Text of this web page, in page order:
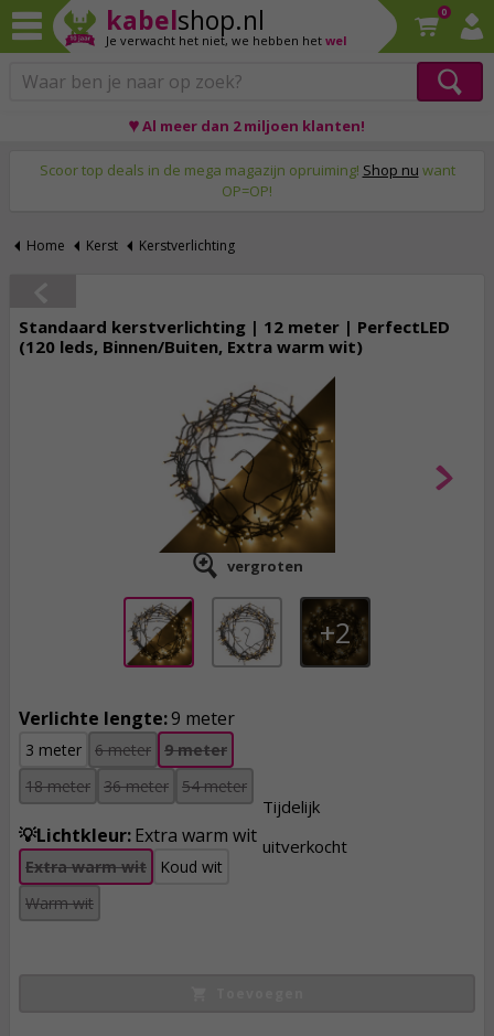
kabelshop.nl
Je verwacht het niet, we hebben het wel
0
♥ Al meer dan 2 miljoen klanten!
Scoor top deals in de mega magazijn opruiming! Shop nu want
OP=OP!
Home Kerst Kerstverlichting
Standaard kerstverlichting | 12 meter | PerfectLED
(120 leds, Binnen/Buiten, Extra warm wit)
vergroten
2
Verlichte lengte:9 meter
3 meter 6 meter
9 meter
18 meter
36 meter 54 meter
💡Lichtkleur:Extra warm wit
Extra warm wit
Koud wit
Warm wit
Tijdelijk
uitverkocht